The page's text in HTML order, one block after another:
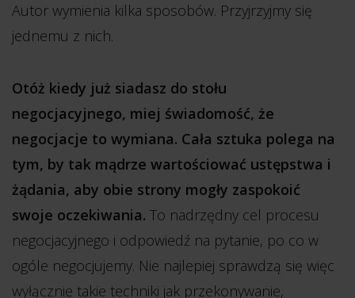
Autor wymienia kilka sposobów. Przyjrzyjmy się
jednemu z nich.
Otóż kiedy już siadasz do stołu
negocjacyjnego, miej świadomość, że
negocjacje to wymiana. Cała sztuka polega na
tym, by tak mądrze wartościować ustępstwa i
żądania, aby obie strony mogły zaspokoić
swoje oczekiwania. To nadrzędny cel procesu
negocjacyjnego i odpowiedź na pytanie, po co w
ogóle negocjujemy. Nie najlepiej sprawdzą się więc
wyłącznie takie techniki jak przekonywanie,